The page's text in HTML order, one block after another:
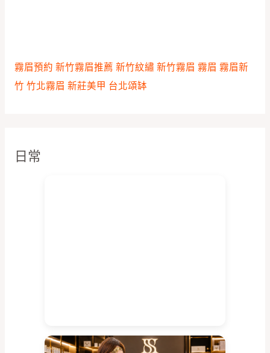
霧眉預約 新竹霧眉推薦 新竹紋繡 新竹霧眉 霧眉 霧眉新
竹 竹北霧眉 新莊美甲 台北頌缽
日常